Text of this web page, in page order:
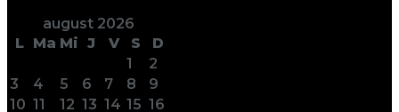
august 2026
L Ma Mi J V S
D
1
2
3
4 5 6 7 8
9
10 11 12 13 14 15 16